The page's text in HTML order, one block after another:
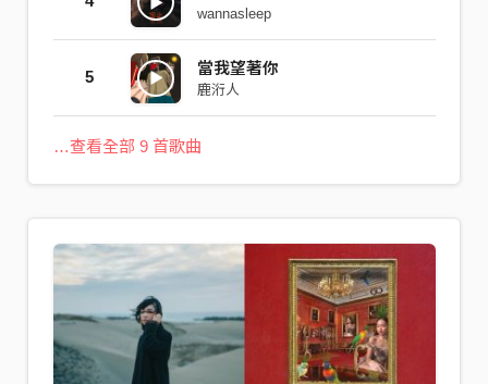
wannasleep
5 當我望著你
鹿洐人
…查看全部 9 首歌曲